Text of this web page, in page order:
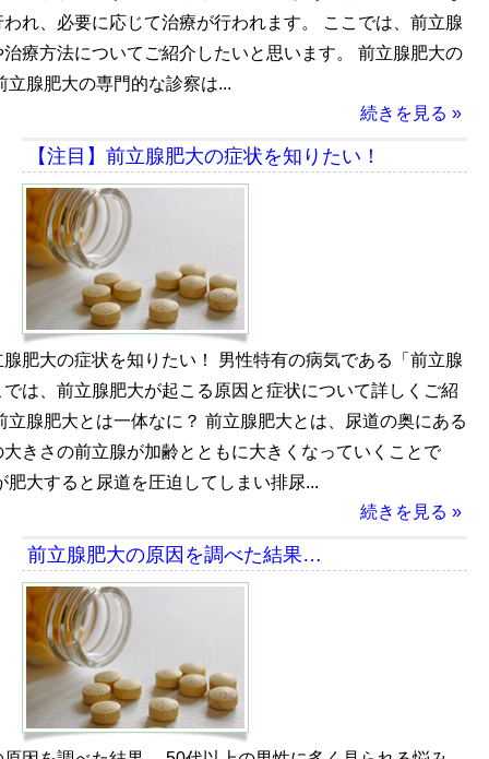
れ、必要に応じて治療が行われます。 ここでは、前立腺
療方法についてご紹介したいと思います。 前立腺肥大の
立腺肥大の専門的な診察は...
続きを見る »
【注目】前立腺肥大の症状を知りたい！
肥大の症状を知りたい！ 男性特有の病気である「前立腺
は、前立腺肥大が起こる原因と症状について詳しくご紹
立腺肥大とは一体なに？ 前立腺肥大とは、尿道の奥にある
きさの前立腺が加齢とともに大きくなっていくことで
肥大すると尿道を圧迫してしまい排尿...
続きを見る »
前立腺肥大の原因を調べた結果…